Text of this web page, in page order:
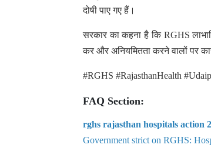
दोषी पाए गए हैं।
सरकार का कहना है कि RGHS
कर और अनियमितता करने वालों पर
#RGHS #RajasthanHealth
FAQ Section:
rghs rajasthan hospitals action
Government strict on RGHS: